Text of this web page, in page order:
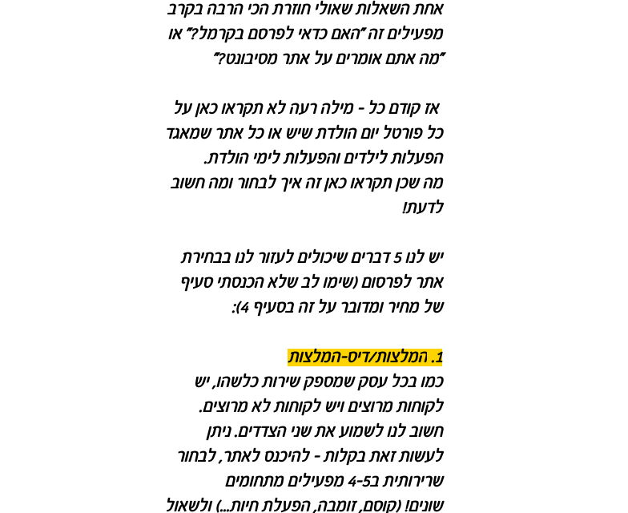
אחת השאלות שאולי חוזרת הכי הרבה בקרב
מפעילים זה "האם כדאי לפרסם בקרמל?" או
"מה אתם אומרים על אתר מסיבונט?"
אז קודם כל - מילה רעה לא תקראו כאן על
כל פורטל יום הולדת שיש או כל אתר שמאגד
הפעלות לילדים והפעלות לימי הולדת.
מה שכן תקראו כאן זה איך לבחור ומה חשוב
לדעת!
יש לנו 5 דברים שיכולים לעזור לנו בבחירת
אתר לפרסום (שימו לב שלא הכנסתי סעיף
של מחיר ומדובר על זה בסעיף 4):
1. המלצות/דיס-המלצות
כמו בכל עסק שמספק שירות כלשהו, יש
לקוחות מרוצים ויש לקוחות לא מרוצים.
חשוב לנו לשמוע את שני הצדדים. ניתן
לעשות זאת בקלות - להיכנס לאתר, לבחור
שרירותית ב4-5 מפעילים
מתחומים
שונים!(קוסם, זומבה, הפעלת חיות...) ולשאול